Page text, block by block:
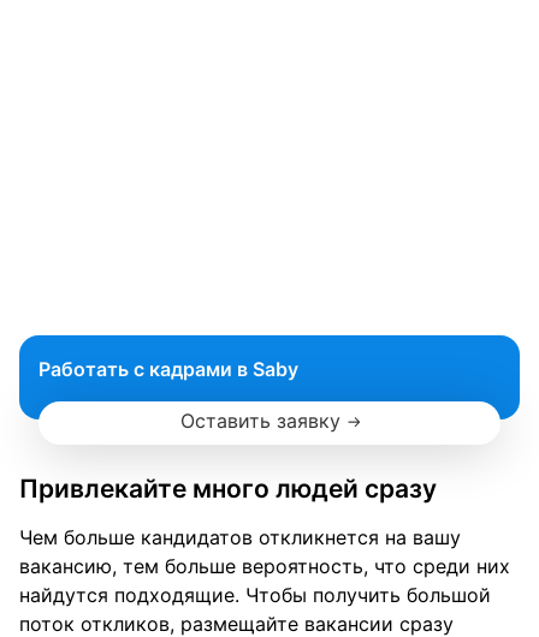
Работать с кадрами в Saby
Оставить заявку
Привлекайте много людей сразу
Чем больше кандидатов откликнется на вашу
вакансию, тем больше вероятность, что среди них
найдутся подходящие. Чтобы получить большой
поток откликов, размещайте вакансии сразу